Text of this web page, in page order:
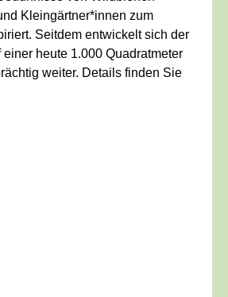
Kleingärtner*innen zum
Seitdem entwickelt sich der
heute 1.000 Quadratmeter
weiter. Details finden Sie